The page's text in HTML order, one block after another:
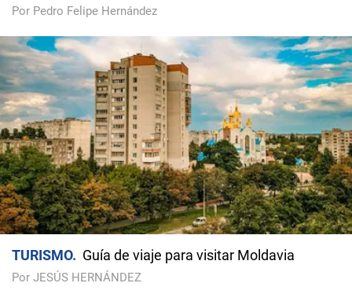
Por Pedro Felipe Hernández
TURISMO Guía de viaje para visitar Moldavia
Por JESÚS HERNÁNDEZ